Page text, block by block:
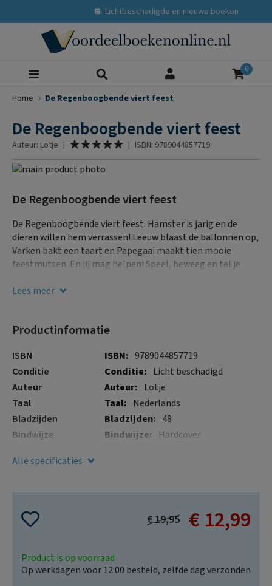
Lichtbeschadigde en nieuwe boeken
0
Home De Regenboogbende viert feest
De Regenboogbende viert feest
Auteur: Lotje | Waardering:
% of
| ISBN: 9789044857719
Ga
het
van
de
afbeeldingen-
gallerij
naar
begin
van
de
afbeeldingen-
De Regenboogbende viert feest
De Regenboogbende viert feest. Hamster is jarig en de
dieren willen hem verrassen! Leeuw blaast de ballonnen op,
Varken bakt een taart en Papegaai maakt tien mooie
feestmutsen. En jij mag helpen! Speel, beweeg en tel je
vragen. Voor kinderen vanaf 3 jaar.
Lees meer
Productinformatie
Meer
informatie
ISBN
9789044857719
Conditie
Licht beschadigd
Auteur
Lotje
Taal
Nederlands
Bladzijden
48
Bindwijze
Hardcover
Illustraties
Alle specificaties
Special
Price
€ 12,99
€ 19,95
Product is op voorraad
Op werkdagen voor 12:00 besteld, zelfde dag verzonden